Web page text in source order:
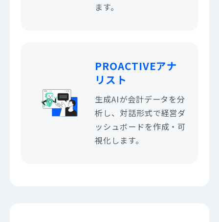
ます。
PROACTIVEアナ
リスト
生成AIが会計データを分
析し、対話形式で経営ダ
ッシュボードを作成・可
視化します。